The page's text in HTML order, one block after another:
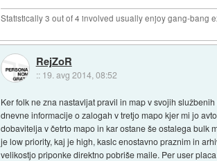
Statistically 3 out of 4 involved usually enjoy gang-bang
RejZoR
:: 19. avg 2014, 08:52
Ker folk ne zna nastavljat pravil in map v svojih
dnevne informacije o zalogah v tretjo mapo kjer mi jo
dobavitelja v četrto mapo in kar ostane še ostalega bulk
je low priority, kaj je high, kaslc enostavno praznim in
velikostjo priponke direktno pobriše maile. Per user